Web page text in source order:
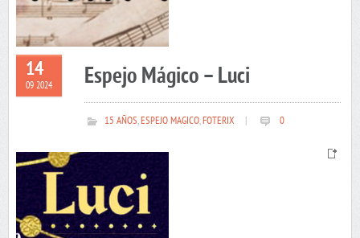
14
09 2024 Espejo Mágico – Luci
15 AÑOS,ESPEJO MAGICO,FOTERIX 0